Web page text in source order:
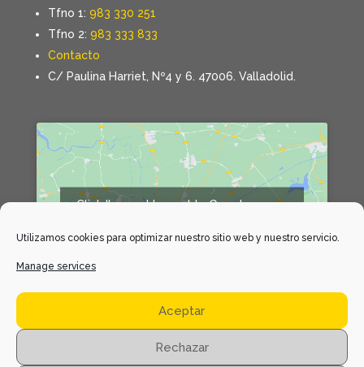
Utilizamos cookies para optimizar nuestro sitio web y nuestro servicio.
Manage services
Aceptar
Rechazar
Tfno 1: 983 330 251
Tfno 2: 983 333 833
Contacto
C/ Paulina Harriet, Nº4 y 6. 47006. Valladolid.
Click 'I agree' to enable Google maps